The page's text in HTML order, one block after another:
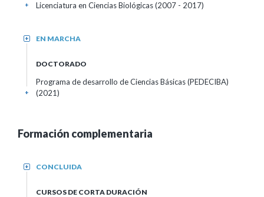
Licenciatura en Ciencias Biológicas (2007 - 2017)
+
EN MARCHA
+
DOCTORADO
Programa de desarrollo de Ciencias Básicas (PEDECIBA)
(2021)
+
Formación complementaria
CONCLUIDA
+
CURSOS DE CORTA DURACIÓN